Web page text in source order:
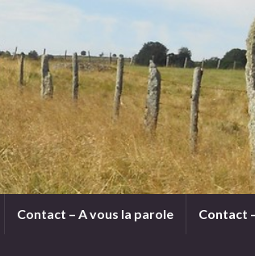
Contact – A vous la parole Contact